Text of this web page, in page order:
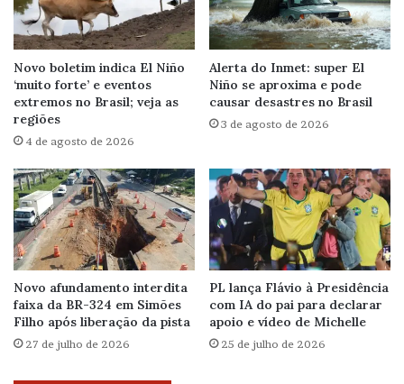
Novo boletim indica El Niño
‘muito forte’ e eventos
extremos no Brasil; veja as
regiões
4 de agosto de 2026
Alerta do Inmet: super El
Niño se aproxima e pode
causar desastres no Brasil
3 de agosto de 2026
Novo afundamento interdita
faixa da BR-324 em Simões
Filho após liberação da pista
27 de julho de 2026
PL lança Flávio à Presidência
com IA do pai para declarar
apoio e vídeo de Michelle
25 de julho de 2026